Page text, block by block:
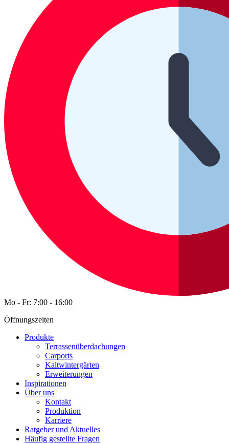
Mo - Fr: 7:00 - 16:00
Öffnungszeiten
Produkte
Terrassenüberdachungen
Carports
Kaltwintergärten
Erweiterungen
Inspirationen
Über uns
Kontakt
Produktion
Karriere
Ratgeber und Aktuelles
Häufig gestellte Fragen